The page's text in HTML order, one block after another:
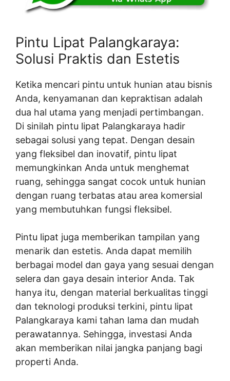
Pintu Lipat Palangkaraya:
Solusi Praktis dan Estetis
Ketika mencari pintu untuk hunian atau bisnis
Anda, kenyamanan dan kepraktisan adalah
dua hal utama yang menjadi pertimbangan.
Di sinilah pintu lipat Palangkaraya hadir
sebagai solusi yang tepat. Dengan desain
yang fleksibel dan inovatif, pintu lipat
memungkinkan Anda untuk menghemat
ruang, sehingga sangat cocok untuk hunian
dengan ruang terbatas atau area komersial
yang membutuhkan fungsi fleksibel.
Pintu lipat juga memberikan tampilan yang
menarik dan estetis. Anda dapat memilih
berbagai model dan gaya yang sesuai dengan
selera dan gaya desain interior Anda. Tak
hanya itu, dengan material berkualitas tinggi
dan teknologi produksi terkini, pintu lipat
Palangkaraya kami tahan lama dan mudah
perawatannya. Sehingga, investasi Anda
akan memberikan nilai jangka panjang bagi
properti Anda.